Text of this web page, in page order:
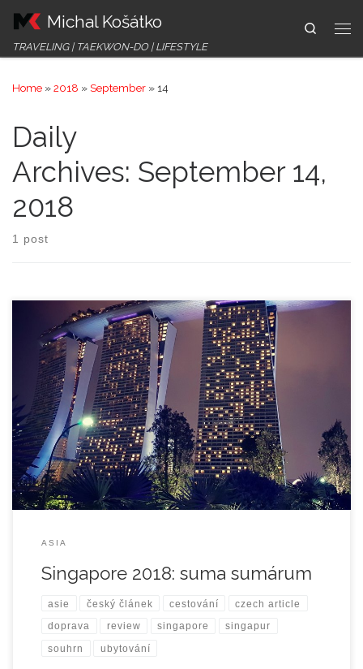
Skip to content
Michal Košátko
TRAVELING | TAEKWON-DO | LIFESTYLE
Search
Home »2018 »September » 14
Daily
Archives: September 14,
2018
1 post
Suma sumárum Tak a je za mnou Singapore, nádherný ostrovní
stát jihovýchodní Asie. Je fascinující, jak toto město dokázalo
perfektně skloubit architekturu 21. století s přírodou, která je zde
naprosto všude. Spoustu zeleně uvidíte nejen po stránách silnic
či středových pásech mezi jízdními pruhy, takže se vám zdá, že
jedete […]
ASIA
Singapore 2018: suma sumárum
asie český článek cestování czech article
doprava review singapore singapur
souhrn ubytování